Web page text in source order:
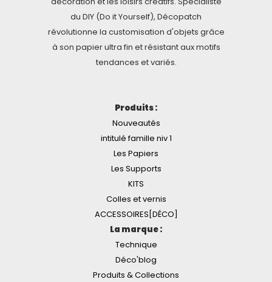
du DIY (Do it Yourself), Décopatch
révolutionne la customisation d'objets grâce
à son papier ultra fin et résistant aux motifs
tendances et variés.
Produits :
Nouveautés
intitulé famille niv 1
Les Papiers
Les Supports
KITS
Colles et vernis
ACCESSOIRES[DÉCO]
La marque :
Technique
Déco'blog
Produits & Collections